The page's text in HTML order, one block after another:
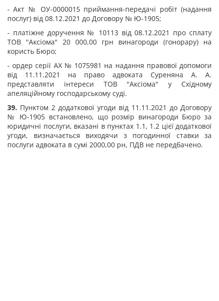
- Акт № ОУ-0000015 приймання-передачі робіт (надання
послуг) від 08.12.2021 до Договору № Ю-1905;
- платіжне доручення № 10113 від 08.12.2021 про сплату
ТОВ "Аксіома" 20 000,00 грн винагороди (гонорару) на
користь Бюро;
- ордер серії АХ № 1075981 на надання правової допомоги
від 11.11.2021 на право адвоката Суреняна А. А.
представляти інтереси ТОВ "Аксіома" у Східному
апеляційному господарському суді.
39. Пунктом 2 додаткової угоди від 11.11.2021 до Договору
№ Ю-1905 встановлено, що розмір винагороди Бюро за
юридичні послуги, вказані в пунктах 1.1, 1.2 цієї додаткової
угоди, визначається виходячи з погодинної ставки за
послуги адвоката в сумі 2000,00 рн, ПДВ не передбачено.